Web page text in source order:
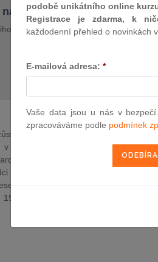
epravo.cz?
a jako dárek Vám zašleme
REGISTROVAT ZDE
po F. Z., zemřelém dne XY, za
v H.K., 2) S. Z., 3) F. Z., a 4) J. Ž.,
pod sp. zn. 32 D 1906/
Králové – pobočky v Pardubicích ze
krajského soudu a usnesení
2020-206, se zrušují a věc se
podobě unikátního online
Registrace je zdarma, k
každodenní přehled o novinkách
E-mailová adresa: *
Vaše data jsou u nás v
zpracováváme podle podmínek